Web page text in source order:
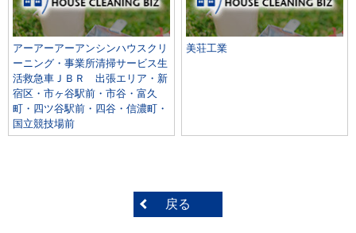
アーアーアーアンシンハウスクリ
ーニング・事業所清掃サービス生
活救急車ＪＢＲ 出張エリア・新
宿区・市ヶ谷駅前・市谷・富久
町・四ツ谷駅前・四谷・信濃町・
国立競技場前
美荘工業
戻る